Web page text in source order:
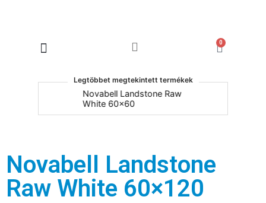
0
Legtöbbet megtekintett termékek
Novabell Landstone Raw
White 60x60
Novabell Landstone
Raw White 60×120